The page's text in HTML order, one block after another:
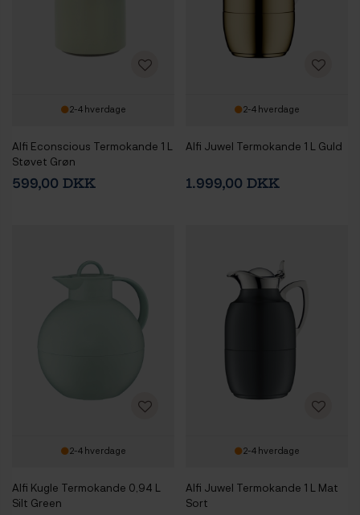
2-4 hverdage
Alfi Econscious Termokande 1 L
Støvet Grøn
599,00 DKK
2-4 hverdage
Alfi Juwel Termokande 1 L Guld
1.999,00 DKK
2-4 hverdage
Alfi Kugle Termokande 0,94 L
Silt Green
2-4 hverdage
Alfi Juwel Termokande 1 L Mat
Sort